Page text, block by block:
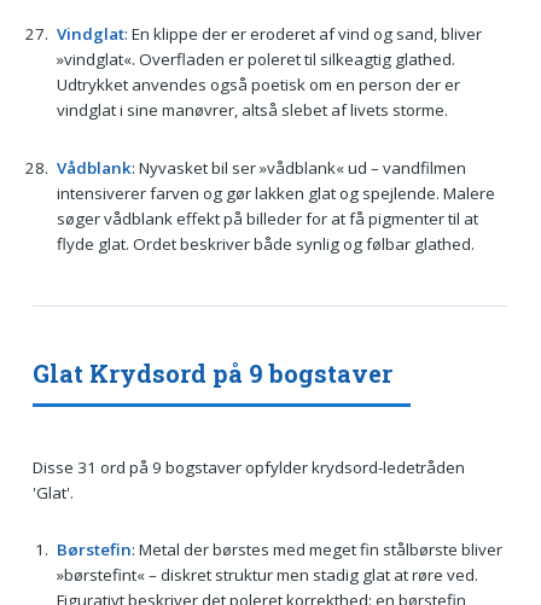
Vindglat: En klippe der er eroderet af vind og sand, bliver
»vindglat«. Overfladen er poleret til silkeagtig glathed.
Udtrykket anvendes også poetisk om en person der er
vindglat i sine manøvrer, altså slebet af livets storme.
Vådblank: Nyvasket bil ser »vådblank« ud – vandfilmen
intensiverer farven og gør lakken glat og spejlende. Malere
søger vådblank effekt på billeder for at få pigmenter til at
flyde glat. Ordet beskriver både synlig og følbar glathed.
Glat Krydsord på 9 bogstaver
Disse 31 ord på 9 bogstaver opfylder krydsord-ledetråden
'Glat'.
Børstefin: Metal der børstes med meget fin stålbørste bliver
»børstefint« – diskret struktur men stadig glat at røre ved.
Figurativt beskriver det poleret korrekthed: en børstefin